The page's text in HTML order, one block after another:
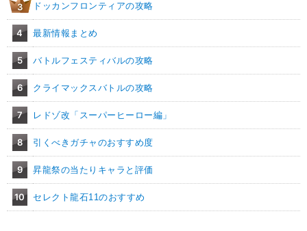
ザマス
7.0
【一致するリンクスキル(
【一致するカテゴリー(3)】
神次元
8.0 /10点
【発動リンク効果】
・ATK+35%
・ DEF+5%
【一致するリンクスキル(3)】
神の次元
超激戦
【一致するカテゴリー(3)】
神次元
3 ドッカンフロンティアの攻略
4 最新情報まとめ
5 バトルフェスティバルの攻略
6 クライマックスバトルの攻略
7 レドゾ改「スーパーヒーロー編」
8 引くべきガチャのおすすめ度
9 昇龍祭の当たりキャラと評価
10 セレクト龍石11のおすすめ